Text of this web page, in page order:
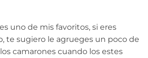
uno de mis favoritos, si eres
te sugiero le agrueges un poco de
camarones cuando los estes